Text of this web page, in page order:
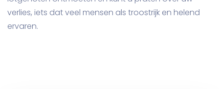
verlies, iets dat veel mensen als troostrijk en helend
ervaren.